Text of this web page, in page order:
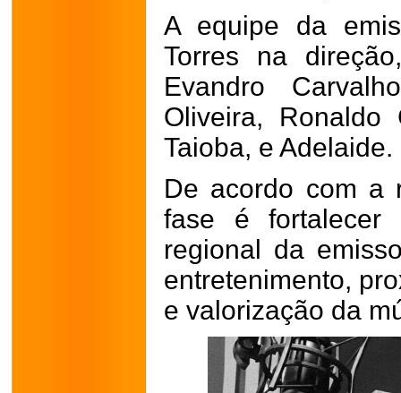
A equipe da
Torres na
Evandro
Oliveira, Ronaldo
Taioba, e Adelaide.
De acordo com a
fase é fortalecer
regional da
entretenimento,
e valorização da